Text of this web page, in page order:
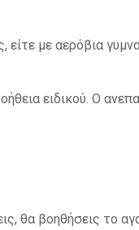
είτε με αερόβια
ειδικού. Ο
θα βοηθήσεις το